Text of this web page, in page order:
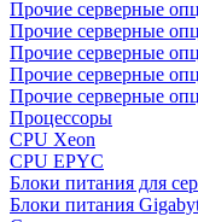
Прочие серверные
Прочие серверные
Прочие серверные
Прочие серверные
Прочие серверные
Процессоры
CPU Xeon
CPU EPYC
Блоки питания для
Блоки питания